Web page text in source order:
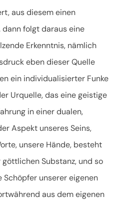
aus diesem einen
folgt daraus eine
Erkenntnis, nämlich
eben dieser Quelle
ein individualisierter Funke
Urquelle, das eine geistige
in einer dualen,
Aspekt unseres Seins,
unsere Hände, besteht
Substanz, und so
unserer eigenen
aus dem eigenen